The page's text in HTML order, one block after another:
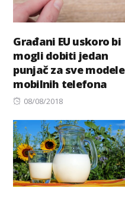
Građani EU uskoro bi
mogli dobiti jedan
punjač za sve modele
mobilnih telefona
Posted
08/08/2018